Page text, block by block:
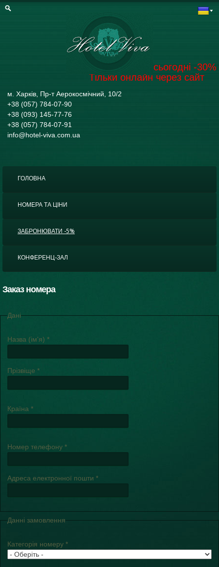
м. Харків, Пр-т Аерокосмічний, 10/2
+38 (057) 784-07-90
+38 (093) 145-77-76
+38 (057) 784-07-91
info@hotel-viva.com.ua
Забронювати на сьогодні -30%
Тільки онлайн через сайт
ГОЛОВНА
НОМЕРА ТА ЦІНИ
ЗАБРОНЮВАТИ -5%
КОНФЕРЕНЦ-ЗАЛ
Заказ номера
Дані
Назва (ім'я) *
Прізвіще *
Країна *
Номер телефону *
Адреса електронної пошти *
Данні замовлення
Категорія номеру *